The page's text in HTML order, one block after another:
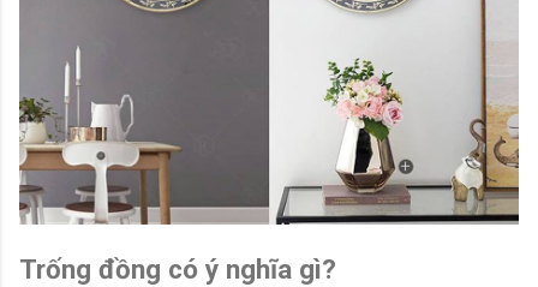
Trống đồng có ý nghĩa gì?